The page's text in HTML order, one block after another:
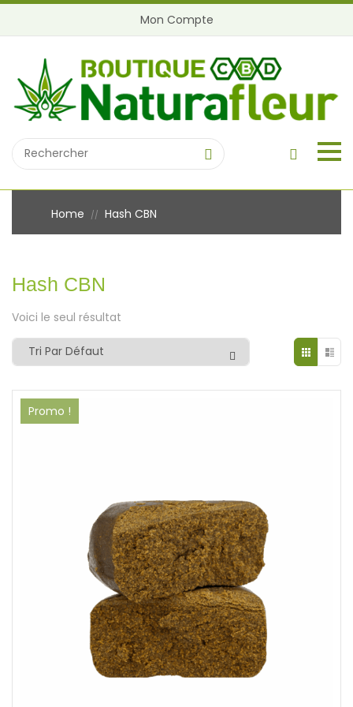
Mon Compte
Home // Hash CBN
Hash CBN
Voici le seul résultat
Promo !